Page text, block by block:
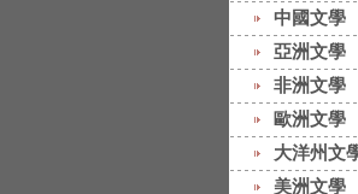
中國文學
亞洲文學
非洲文學
歐洲文學
大洋州文
美洲文學